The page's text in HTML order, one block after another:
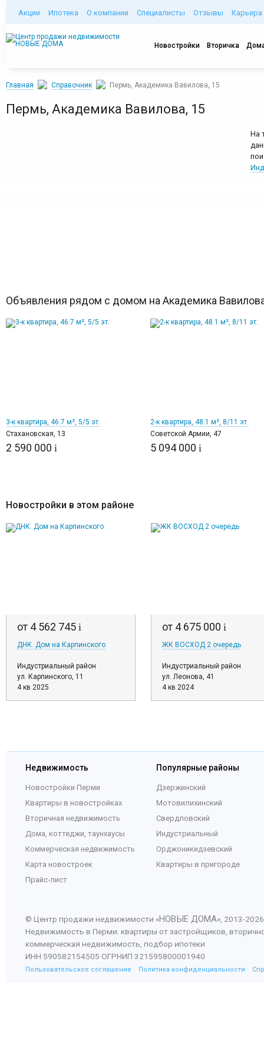
Акции Ипотека О компании Специалисты Отзывы Карьера
Новостройки Вторичка
Главная Справочник Пермь, Академика Вавилова, 15
Пермь, Академика Вавилова, 15
На
Объявления рядом с домом на Академика
3-к квартира, 46.7 м², 5/5 эт.
Стахановская, 13
2 590 000 i
2-к квартира, 48.1 м², 8/11 эт.
Советской Армии, 47
5 094 000 i
Новостройки в этом районе
от 4 562 745 i
ДНК. Дом на Карпинского
Индустриальный район
ул. Карпинского, 11
4 кв 2025
от 4 675 000 i
ЖК ВОСХОД 2 очередь
Индустриальный район
ул. Леонова, 41
4 кв 2024
Недвижимость
Новостройки Перми
Квартиры в новостройках
Вторичная недвижимость
Дома, коттеджи, таунхаусы
Коммерческая недвижимость
Карта новостроек
Прайс-лист
Популярные районы
Дзержинский
Мотовилихинский
Свердловский
Индустриальный
Орджоникидзевский
Квартиры в пригороде
© Центр продажи недвижимости «НОВЫЕ ДОМА», 2013-2026
Недвижимость в Перми: квартиры от застройщиков,
коммерческая недвижимость, подбор ипотеки
ИНН 590582154505 ОГРНИП 321595800001940
Пользовательское соглашение Политика конфиденциальности